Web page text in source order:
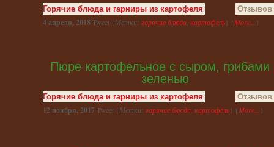
Горячие блюда и гарниры из картофеля Отзывов
4 апреля, 2018Tweet {Метки: горячие блюда картофель} {More... }
Пюре картофельное с сыром, грибами
зеленью
Горячие блюда и гарниры из картофеля Отзывов
12 ноября, 2017Tweet {Метки: горячие блюда картофель} {More... }